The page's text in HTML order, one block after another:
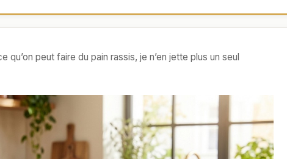
qu’on peut faire du pain rassis, je n’en jette plus un seul